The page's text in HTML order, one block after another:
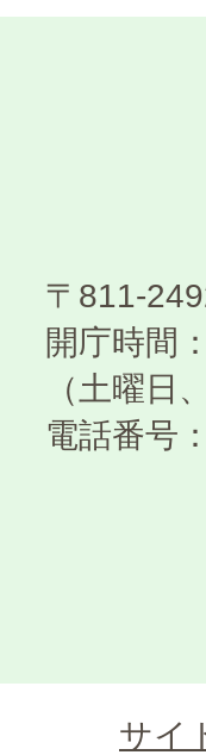
〒811-
開庁時間
（土曜日
電話番号：
サイ